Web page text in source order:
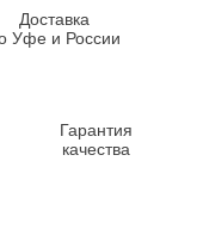
Доставка
Уфе и России
Гарантия
качества